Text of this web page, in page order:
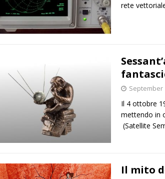
rete
September
Il 4 ottobre
mettendo in
(Satellite
Il mito